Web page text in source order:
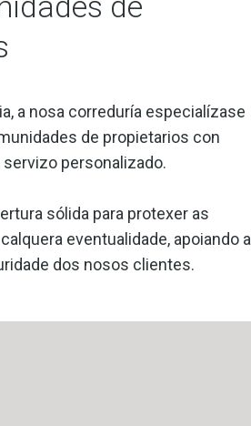
a nosa correduría especialízase
de propietarios con
personalizado.
sólida para protexer as
eventualidade, apoiando a
dos nosos clientes.